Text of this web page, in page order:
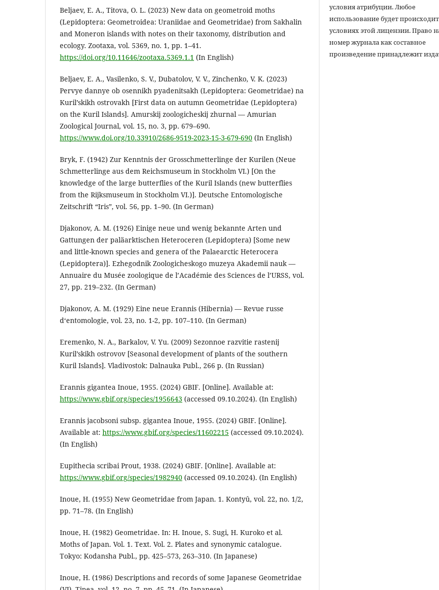
Beljaev, Е. A., Titova, O. L. (2023) New data on geometroid moths
(Lepidoptera: Geometroidea: Uraniidae and Geometridae) from Sakhalin
and Moneron islands with notes on their taxonomy, distribution and
ecology. Zootaxa, vol. 5369, no. 1, pp. 1–41.
https://doi.org/10.11646/zootaxa.5369.1.1 (In English)
Beljaev, E. A., Vasilenko, S. V., Dubatolov, V. V., Zinchenko, V. K. (2023)
Pervye dannye ob osennikh pyadenitsakh (Lepidoptera: Geometridae) na
Kuril’skikh ostrovakh [First data on autumn Geometridae (Lepidoptera)
on the Kuril Islands]. Amurskij zoologicheskij zhurnal — Amurian
Zoological Journal, vol. 15, no. 3, pp. 679–690.
https://www.doi.org/10.33910/2686-9519-2023-15-3-679-690 (In English)
Bryk, F. (1942) Zur Kenntnis der Grosschmetterlinge der Kurilen (Neue
Schmetterlinge aus dem Reichsmuseum in Stockholm VI.) [On the
knowledge of the large butterflies of the Kuril Islands (new butterflies
from the Rijksmuseum in Stockholm VI.)]. Deutsche Entomologische
Zeitschrift “Iris”, vol. 56, pp. 1–90. (In German)
Djakonov, A. M. (1926) Einige neue und wenig bekannte Arten und
Gattungen der paläarktischen Heteroceren (Lepidoptera) [Some new
and little-known species and genera of the Palaearctic Heterocera
(Lepidoptera)]. Ezhegodnik Zoologicheskogo muzeya Akademii nauk —
Annuaire du Musée zoologique de l’Académie des Sciences de l’URSS, vol.
27, pp. 219–232. (In German)
Djakonov, A. M. (1929) Eine neue Erannis (Hibernia) — Revue russe
d‘entomologie, vol. 23, no. 1-2, pp. 107–110. (In German)
Eremenko, N. A., Barkalov, V. Yu. (2009) Sezonnoe razvitie rastenij
Kuril’skikh ostrovov [Seasonal development of plants of the southern
Kuril Islands]. Vladivostok: Dalnauka Publ., 266 p. (In Russian)
Erannis gigantea Inoue, 1955. (2024) GBIF. [Online]. Available at:
https://www.gbif.org/species/1956643 (accessed 09.10.2024). (In English)
Erannis jacobsoni subsp. gigantea Inoue, 1955. (2024) GBIF. [Online].
Available at: https://www.gbif.org/species/11602215 (accessed 09.10.2024).
(In English)
Eupithecia scribai Prout, 1938. (2024) GBIF. [Online]. Available at:
https://www.gbif.org/species/1982940 (accessed 09.10.2024). (In English)
Inoue, H. (1955) New Geometridae from Japan. 1. Kontyû, vol. 22, no. 1/2,
pp. 71–78. (In English)
Inoue, H. (1982) Geometridae. In: H. Inoue, S. Sugi, H. Kuroko et al.
Moths of Japan. Vol. 1. Text. Vol. 2. Plates and synonymic catalogue.
Tokyo: Kodansha Publ., pp. 425–573, 263–310. (In Japanese)
Inoue, H. (1986) Descriptions and records of some Japanese Geometridae
условия атрибуции. Любое
использование будет
условиях этой лицензии. Право
номер журнала как составное
произведение принадлежит